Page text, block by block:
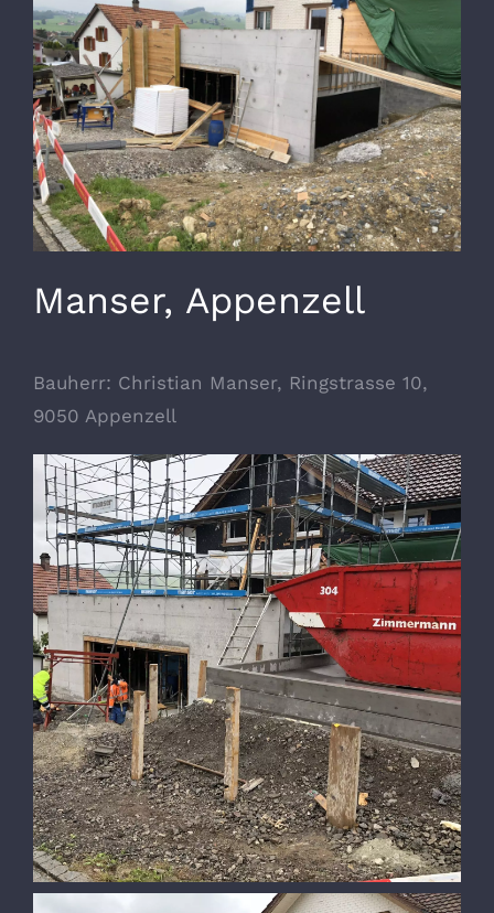
Bild
Manser, Appenzell
Bauherr: Christian Manser, Ringstrasse 10,
9050 Appenzell